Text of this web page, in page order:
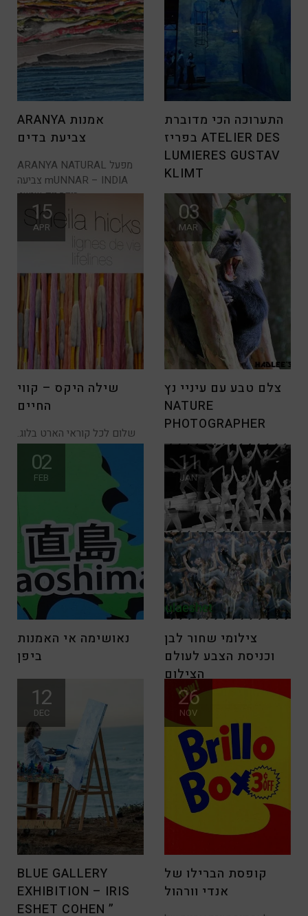
ARANYA אמנות
צביעת בדים
ARANYA NATURAL מפעל
צביעה mUNNAR – INDIA
בוקר יום שישי,
התערוכה הכי מדוברת
בפריז ATELIER DES
LUMIERES GUSTAV
KLIMT
חגיגות המונדיאל בשיאם !
למבקרים בפריס בתקופה
הקרובה בטוח יהיה
15
APR
שילה היקס – קווי
החיים
שלום לכל קוראי הארט בלוג.
מרגש לראות איך ביקור
בתערוכה
03
MAR
צלם טבע עם עיניי נץ
NATURE
PHOTOGRAPHER
לאחרונה זכיתי להכיר צלם עם
ראיית צילום מיוחדת במינה,
בזכות העובדה
02
FEB
נאושימה אי האמנות
ביפן
נאושימה אי האמנות ביפן לפי
האמונה היפנית השערים
מרחיקים את
11
JAN
צילומי שחור לבן
וכניסת הצבע לעולם
הצילום
צילומים בשחור לבן והמעבר
12
DEC
BLUE GALLERY
EXHIBITION – IRIS
ESHET COHEN ”
26
NOV
קופסת הברילו של
אנדי וורהול